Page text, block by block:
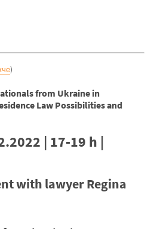
)
from Ukraine in
Law Possibilities and
| 17-19 h |
with lawyer Regina